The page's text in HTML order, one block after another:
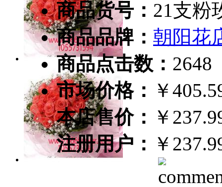
商品货号： 21支粉
商品品牌： 朝阳花
商品点击数： 2648
市场价格： ￥
本店售价： ￥
注册用户： ￥